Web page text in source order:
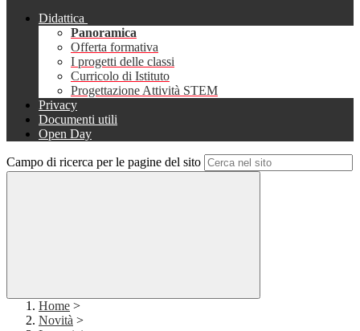
Didattica
Panoramica
Offerta formativa
I progetti delle classi
Curricolo di Istituto
Progettazione Attività STEM
Privacy
Documenti utili
Open Day
Campo di ricerca per le pagine del sito
Home >
Novità >